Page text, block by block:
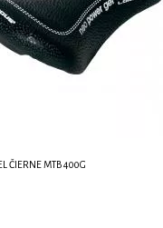
ČIERNE MTB 400G